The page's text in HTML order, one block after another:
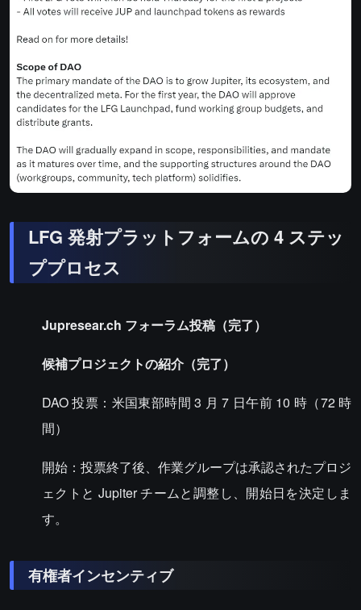
LFG 発射プラットフォームの 4 ステッ
ププロセス
Jupresear.ch フォーラム投稿（完了）
候補プロジェクトの紹介（完了）
DAO 投票：米国東部時間 3 月 7 日午前 10 時（72 時
間）
開始：投票終了後、作業グループは承認されたプロジ
ェクトと Jupiter チームと調整し、開始日を決定しま
す。
有権者インセンティブ